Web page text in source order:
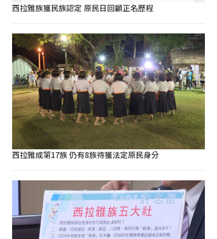
西拉雅族獲民族認定 原民日回顧正名歷程
西拉雅成第17族 仍有8族待獲法定原民身分